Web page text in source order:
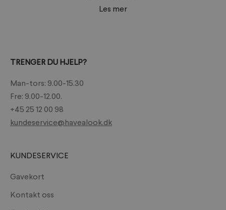
Les mer
TRENGER DU HJELP?
Man-tors: 9.00-15.30
Fre: 9.00-12.00.
+45 25 12 00 98
kundeservice@havealook.dk
KUNDESERVICE
Gavekort
Kontakt oss